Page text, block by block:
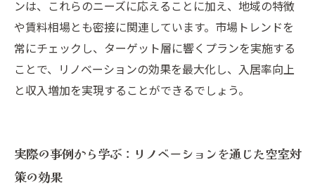
ンは、これらのニーズに応えることに加え、地域の特徴
や賃料相場とも密接に関連しています。市場トレンドを
常にチェックし、ターゲット層に響くプランを実施する
ことで、リノベーションの効果を最大化し、入居率向上
と収入増加を実現することができるでしょう。
実際の事例から学ぶ：リノベーションを通じた空室対
策の効果